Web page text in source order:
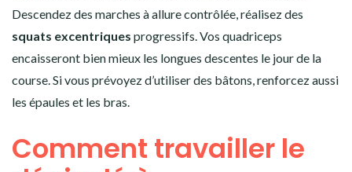
Descendez des marches à allure contrôlée, réalisez des
squats excentriques progressifs. Vos quadriceps
encaisseront bien mieux les longues descentes le jour de la
course. Si vous prévoyez d’utiliser des bâtons, renforcez aussi
les épaules et les bras.
Comment travailler le